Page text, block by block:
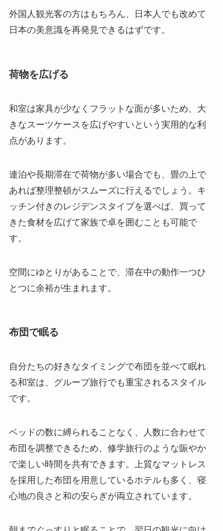
外国人観光客の方はもちろん、日本人でも改めて
日本の美意識を再発見できるはずです。
荷物を広げる
和室は家具が少なくフラットな面が多いため、大
きなスーツケースを広げやすいという実用的な利
点があります。
連泊や長期滞在で荷物が多い場合でも、畳の上で
あれば整理整頓がスムーズに行えるでしょう。キ
ッチン付きのレジデンスタイプを選べば、買って
きた食材を広げて家族で卓を囲むことも可能で
す。
空間にゆとりがあることで、滞在中の動作一つひ
とつに余裕が生まれます。
布団で眠る
自分たちの好きなタイミングで布団を並べて眠れ
る和室は、グループ旅行でも重宝されるスタイル
です。
ベッドの数に縛られることなく、人数に合わせて
布団を調整できるため、修学旅行のような賑やか
で楽しい時間を共有できます。上質なマットレス
を採用した布団を用意しているホテルも多く、寝
心地の良さと和の安らぎが両立されています。